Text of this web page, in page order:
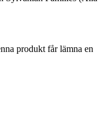
produkt får lämna en